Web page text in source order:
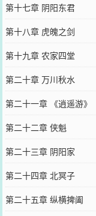
第十七章 阴阳东君
第十八章 虎魄之剑
第十九章 农家四堂
第二十章 万川秋水
第二十一章 《逍遥游》
第二十二章 侠魁
第二十三章 阴阳家
第二十四章 北冥子
第二十五章 纵横捭阖